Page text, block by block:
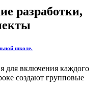
разработки,
школе.
для включения каждого
создают групповые